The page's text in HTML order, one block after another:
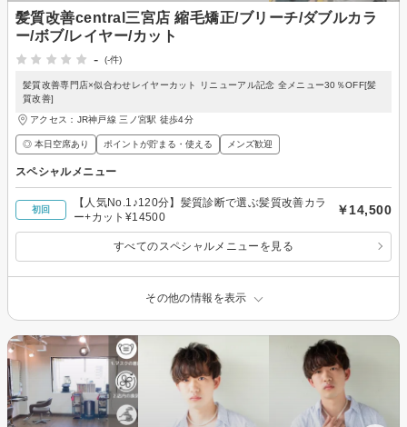
髪質改善central三宮店 縮毛矯正/ブリーチ/ダブルカラ
ー/ボブ/レイヤー/カット
-
(-件)
髪質改善専門店×似合わせレイヤーカット リニューアル記念 全メニュー30％OFF[髪
質改善]
アクセス：JR神戸線 三ノ宮駅 徒歩4分
◎ 本日空席あり ポイントが貯まる・使える メンズ歓迎
スペシャルメニュー
初回
【人気No.1♪120分】髪質診断で選ぶ髪質改善カラ
ー+カット¥14500
￥14,500
すべてのスペシャルメニューを見る
その他の情報を表示